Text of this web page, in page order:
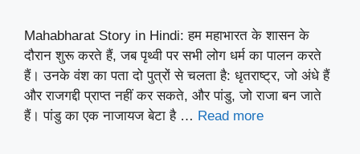
Mahabharat Story in Hindi: हम महाभारत के शासन के
दौरान शुरू करते हैं, जब पृथ्वी पर सभी लोग धर्म का पालन करते
हैं। उनके वंश का पता दो पुत्रों से चलता है: धृतराष्ट्र, जो अंधे हैं
और राजगद्दी प्राप्त नहीं कर सकते, और पांडु, जो राजा बन जाते
हैं। पांडु का एक नाजायज बेटा है … Read more